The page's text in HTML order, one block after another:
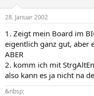
28. Januar 2002
1. Zeigt mein Board im
eigentlich ganz gut, aber
ABER
2. komm ich mit
also kann es ja nicht na
&nbsp;